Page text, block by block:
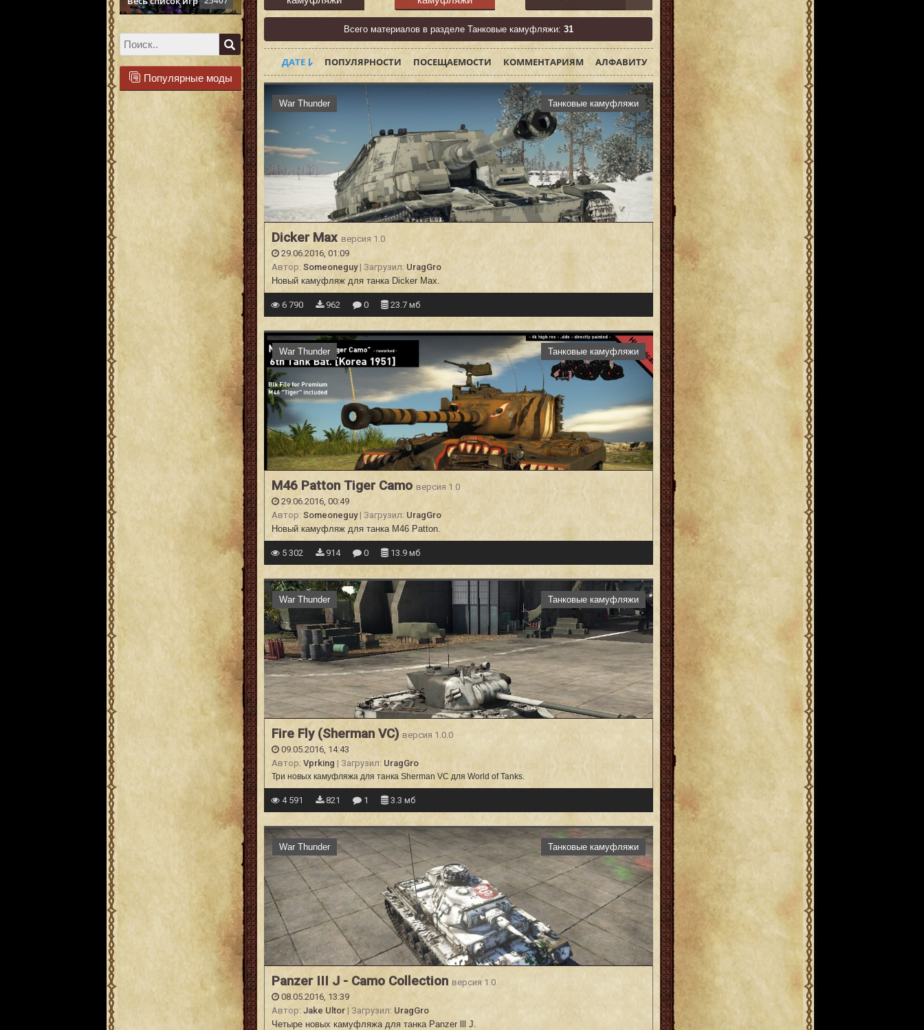
Популярные моды
Всего материалов в разделе Танковые камуфляжи: 31
ДАТЕ ПОПУЛЯРНОСТИ ПОСЕЩАЕМОСТИ КОММЕНТАРИЯМ АЛФАВИТУ
War Thunder Танковые камуфляжи
Dicker Max версия 1.0
29.06.2016, 01:09
Автор: Someoneguy| Загрузил: UragGro
Новый камуфляж для танка Dicker Max.
6 790 962 0 23.7 мб
War Thunder Танковые камуфляжи
M46 Patton Tiger Camo версия 1.0
29.06.2016, 00:49
Автор: Someoneguy| Загрузил: UragGro
Новый камуфляж для танка M46 Patton.
5 302 914 0 13.9 мб
War Thunder Танковые камуфляжи
Fire Fly (Sherman VC) версия 1.0.0
09.05.2016, 14:43
Автор: Vprking | Загрузил: UragGro
Три новых камуфляжа для танка Sherman VC для World of Tanks.
4 591 821 1 3.3 мб
War Thunder Танковые камуфляжи
Panzer III J - Camo Collection версия 1.0
08.05.2016, 13:39
Автор: Jake Ultor | Загрузил: UragGro
Четыре новых камуфляжа для танка Panzer lll J.